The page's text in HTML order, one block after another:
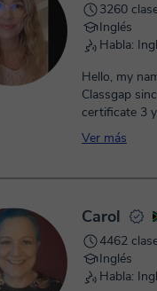
3260
Inglés
Habla:
Hello, my
Classgap
certificate 3
Ver más
Carol
4462
Inglés
Habla: